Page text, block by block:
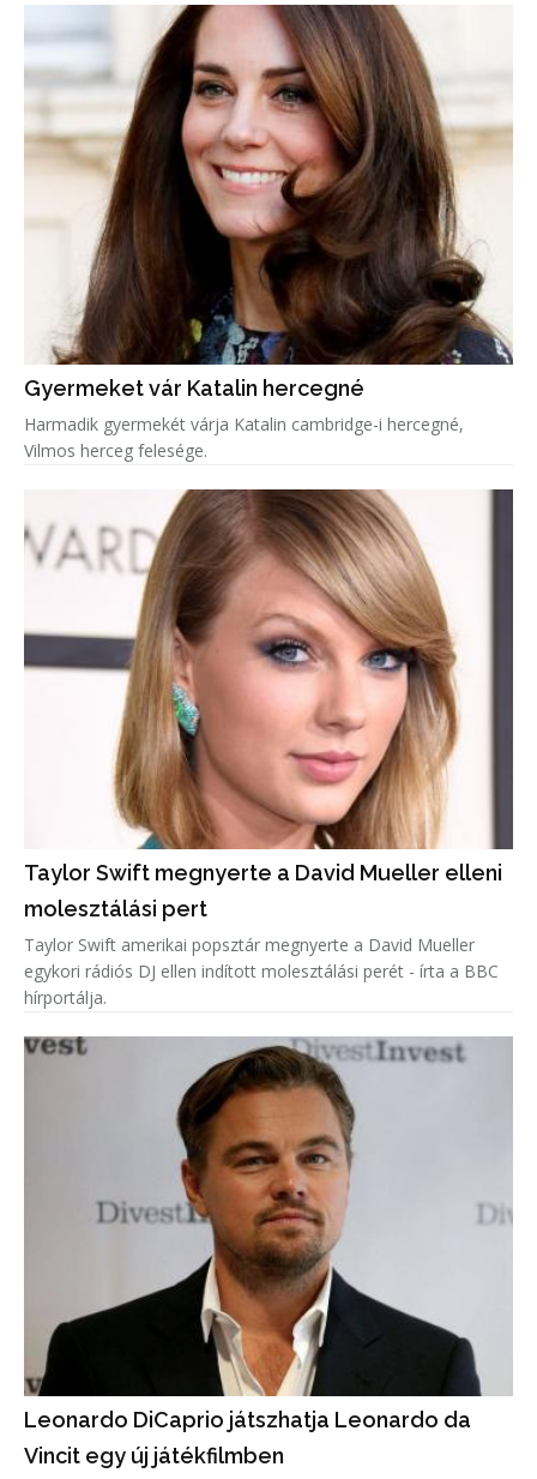
Gyermeket vár Katalin hercegné
Harmadik gyermekét várja Katalin cambridge-i hercegné,
Vilmos herceg felesége.
Taylor Swift megnyerte a David Mueller elleni
molesztálási pert
Taylor Swift amerikai popsztár megnyerte a David Mueller
egykori rádiós DJ ellen indított molesztálási perét - írta a BBC
hírportálja.
Leonardo DiCaprio játszhatja Leonardo da
Vincit egy új játékfilmben